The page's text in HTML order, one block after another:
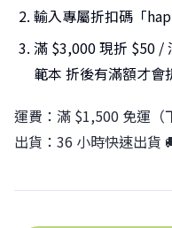
輸入專屬折扣碼「
滿 $3,000 現折 $50 /
範本 折後有滿額才會
運費：滿 $1,500 免運（
出貨：36 小時快速出貨